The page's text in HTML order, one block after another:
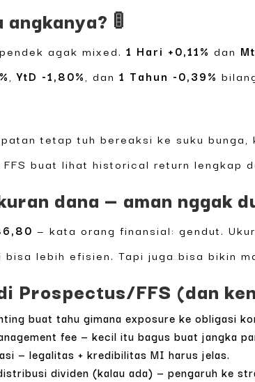
🚦
agak mixed.1 Hari +0,11% dan
,YtD -1,80%, dan1 Tahun -0,39%
tetap tuh bereaksi ke suku
buat lihat historical return lengkap
dana — aman nggak
— kata orang finansial: gendut.
lebih efisien. Tapi juga bisa bikin
Prospectus/FFS (dan
buat tahu gimana exposure ke obligasi
fee — kecil itu bagus buat jangka
— legalitas + kredibilitas MI harus jelas.
dividen (kalau ada) — pengaruh ke